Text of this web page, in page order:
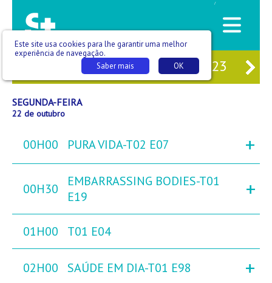
/
21 SEG 22 TER 23
SEGUNDA-FEIRA
22 de outubro
00H00 PURA VIDA-T02 E07 +
00H30
EMBARRASSING BODIES-T01
E19
+
01H00 T01 E04
02H00 SAÚDE EM DIA-T01 E98 +
Este site usa cookies para lhe garantir uma melhor
experiência de navegação.
OK
Saber mais